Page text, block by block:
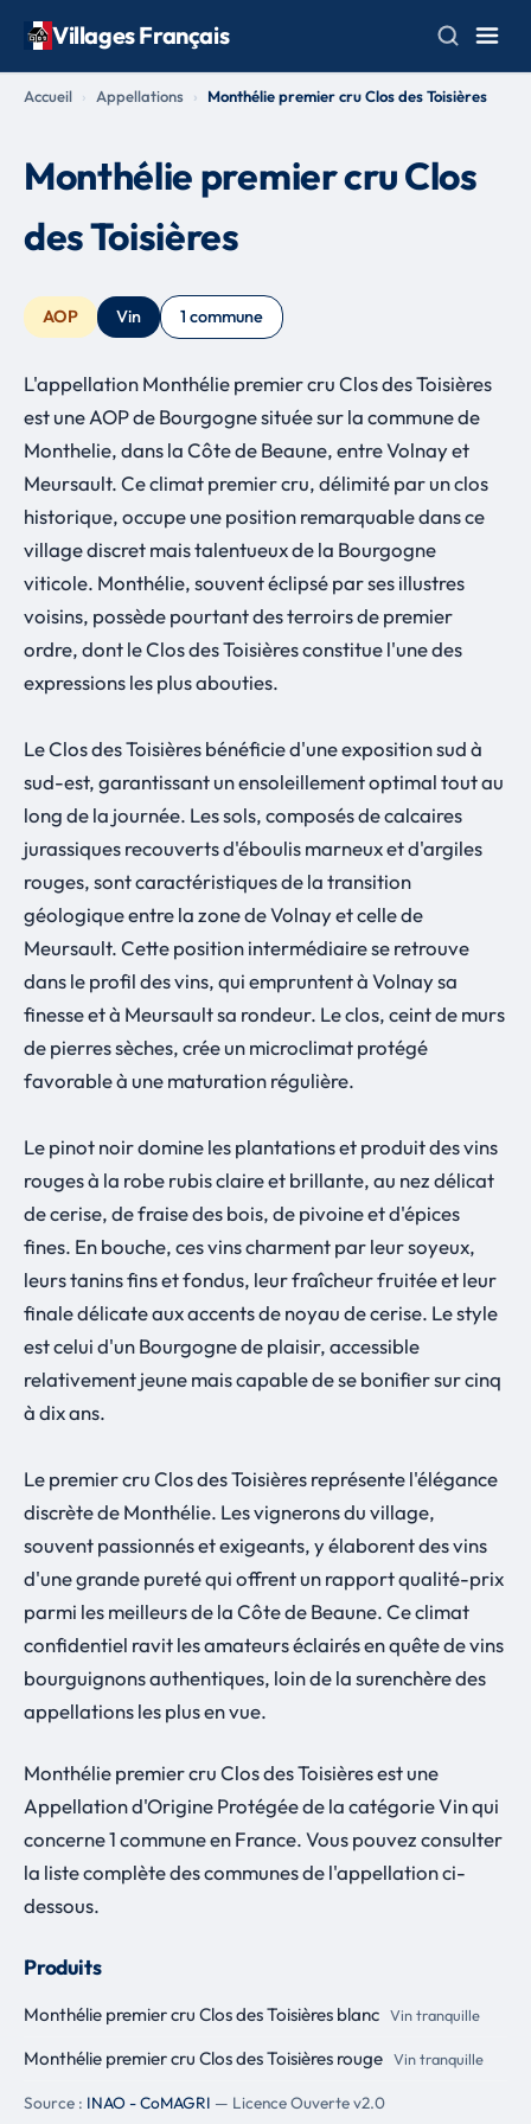
Villages Français
Accueil Appellations Monthélie premier cru Clos des Toisières
Monthélie premier cru Clos
des Toisières
AOP Vin 1 commune
L'appellation Monthélie premier cru Clos des Toisières
est une AOP de Bourgogne située sur la commune de
Monthelie, dans la Côte de Beaune, entre Volnay et
Meursault. Ce climat premier cru, délimité par un clos
historique, occupe une position remarquable dans ce
village discret mais talentueux de la Bourgogne
viticole. Monthélie, souvent éclipsé par ses illustres
voisins, possède pourtant des terroirs de premier
ordre, dont le Clos des Toisières constitue l'une des
expressions les plus abouties.
Le Clos des Toisières bénéficie d'une exposition sud à
sud-est, garantissant un ensoleillement optimal tout au
long de la journée. Les sols, composés de calcaires
jurassiques recouverts d'éboulis marneux et d'argiles
rouges, sont caractéristiques de la transition
géologique entre la zone de Volnay et celle de
Meursault. Cette position intermédiaire se retrouve
dans le profil des vins, qui empruntent à Volnay sa
finesse et à Meursault sa rondeur. Le clos, ceint de murs
de pierres sèches, crée un microclimat protégé
favorable à une maturation régulière.
Le pinot noir domine les plantations et produit des vins
rouges à la robe rubis claire et brillante, au nez délicat
de cerise, de fraise des bois, de pivoine et d'épices
fines. En bouche, ces vins charment par leur soyeux,
leurs tanins fins et fondus, leur fraîcheur fruitée et leur
finale délicate aux accents de noyau de cerise. Le style
est celui d'un Bourgogne de plaisir, accessible
relativement jeune mais capable de se bonifier sur cinq
à dix ans.
Le premier cru Clos des Toisières représente l'élégance
discrète de Monthélie. Les vignerons du village,
souvent passionnés et exigeants, y élaborent des vins
d'une grande pureté qui offrent un rapport qualité-prix
parmi les meilleurs de la Côte de Beaune. Ce climat
confidentiel ravit les amateurs éclairés en quête de vins
bourguignons authentiques, loin de la surenchère des
appellations les plus en vue.
Monthélie premier cru Clos des Toisières est une
Appellation d'Origine Protégée de la catégorie Vin qui
concerne 1 commune en France. Vous pouvez consulter
la liste complète des communes de l'appellation ci-
dessous.
Produits
Monthélie premier cru Clos des Toisières blanc Vin tranquille
Monthélie premier cru Clos des Toisières rouge Vin tranquille
Source : INAO - CoMAGRI — Licence Ouverte v2.0